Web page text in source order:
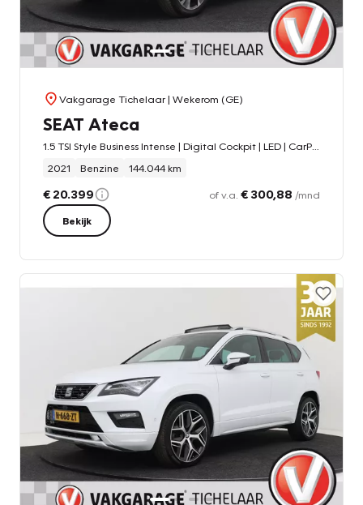
Vakgarage Tichelaar| Wekerom (GE)
SEAT Ateca
2021
Benzine 144.044 km
€ 20.399 of v.a. € 300,88 /mnd
Bekijk